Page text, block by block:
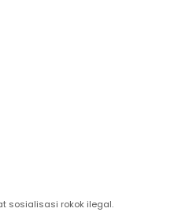
sosialisasi rokok ilegal.